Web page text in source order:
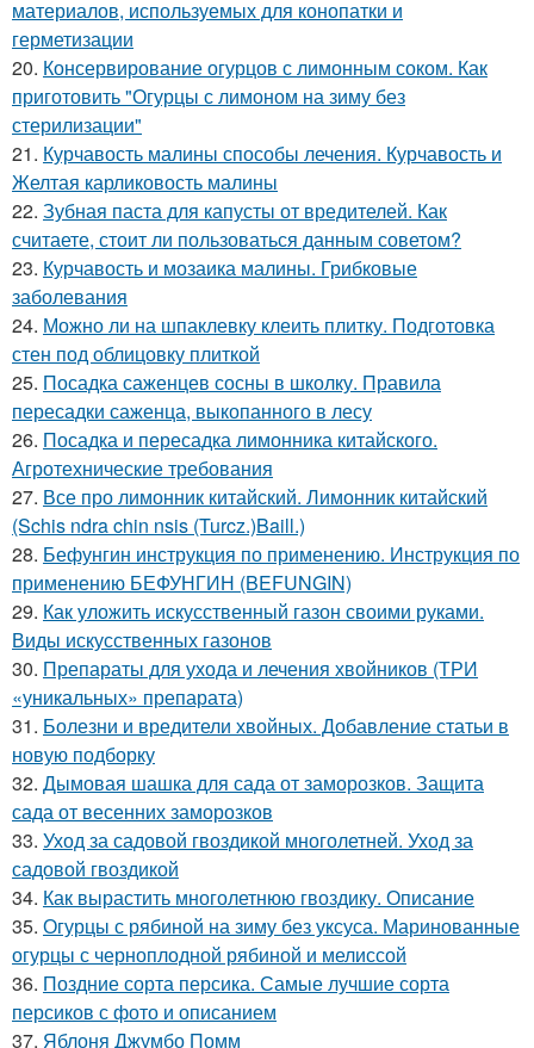
материалов, используемых для конопатки и
герметизации
20. Консервирование огурцов с лимонным соком. Как
приготовить "Огурцы с лимоном на зиму без
стерилизации"
21. Курчавость малины способы лечения. Курчавость и
Желтая карликовость малины
22. Зубная паста для капусты от вредителей. Как
считаете, стоит ли пользоваться данным советом?
23. Курчавость и мозаика малины. Грибковые
заболевания
24. Можно ли на шпаклевку клеить плитку. Подготовка
стен под облицовку плиткой
25. Посадка саженцев сосны в школку. Правила
пересадки саженца, выкопанного в лесу
26. Посадка и пересадка лимонника китайского.
Агротехнические требования
27. Все про лимонник китайский. Лимонник китайский
(Schis ndra chin nsis (Turcz.)Baill.)
28. Бефунгин инструкция по применению. Инструкция по
применению БЕФУНГИН (BEFUNGIN)
29. Как уложить искусственный газон своими руками.
Виды искусственных газонов
30. Препараты для ухода и лечения хвойников (ТРИ
«уникальных» препарата)
31. Болезни и вредители хвойных. Добавление статьи в
новую подборку
32. Дымовая шашка для сада от заморозков. Защита
сада от весенних заморозков
33. Уход за садовой гвоздикой многолетней. Уход за
садовой гвоздикой
34. Как вырастить многолетнюю гвоздику. Описание
35. Огурцы с рябиной на зиму без уксуса. Маринованные
огурцы с черноплодной рябиной и мелиссой
36. Поздние сорта персика. Самые лучшие сорта
персиков с фото и описанием
37. Яблоня Джумбо Помм